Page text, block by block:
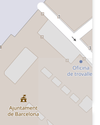
noche con el grupo
Echeverría, un
Grupo Risa,
un càncer. Careta
Domingo Castaño),
i formes de